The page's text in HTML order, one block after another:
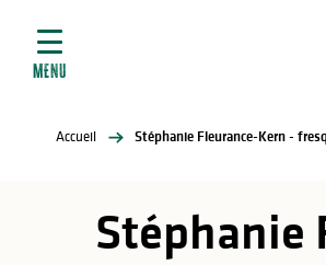
contenu
MENU
Accueil Stéphanie Fleurance-Kern -
Stéphanie